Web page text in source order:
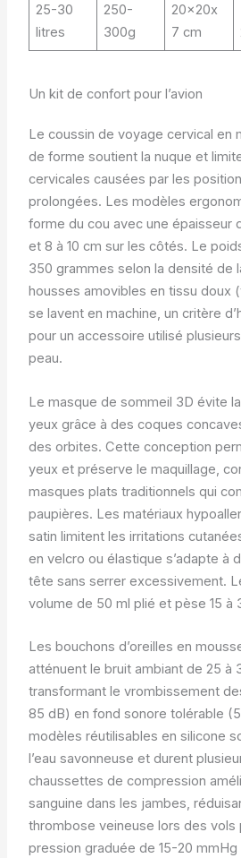
25-30
litres
250-
300g
20x20x
7 cm
Un kit de confort pour l’avion
Le coussin de voyage cervical en
de forme soutient la nuque et
cervicales causées par les
prolongées. Les modèles
forme du cou avec une épaisseur
et 8 à 10 cm sur les côtés. Le
350 grammes selon la densité de
housses amovibles en tissu doux
se lavent en machine, un critère
pour un accessoire utilisé
peau.
Le masque de sommeil 3D évite
yeux grâce à des coques
des orbites. Cette conception
yeux et préserve le maquillage,
masques plats traditionnels qui
paupières. Les matériaux
satin limitent les irritations
en velcro ou élastique s’adapte à
tête sans serrer excessivement.
volume de 50 ml plié et pèse 15 à
Les bouchons d’oreilles en
atténuent le bruit ambiant de 25 à
transformant le vrombissement
85 dB) en fond sonore tolérable
modèles réutilisables en silicone
l’eau savonneuse et durent
chaussettes de compression
sanguine dans les jambes,
thrombose veineuse lors des vols
pression graduée de 15-20 mmHg